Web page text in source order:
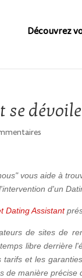
Découvrez
vous aide à
d'un
Dating Assistant
de sites de
libre derrière
et les
de manière précise